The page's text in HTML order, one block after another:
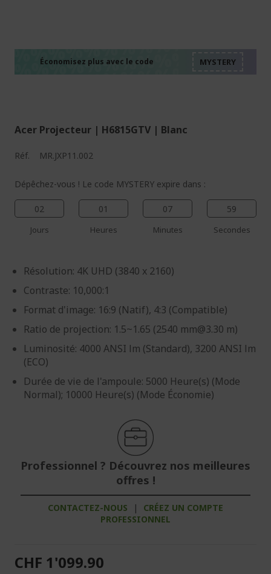
Économisez plus avec le code
Acer Projecteur | H6815GTV | Blanc
Réf. MR.JXP11.002
Dépêchez-vous ! Le code MYSTERY expire dans :
02
Jours
01
Heures
07
Minutes
59
Secondes
Résolution: 4K UHD (3840 x 2160)
Contraste: 10,000:1
Format d'image: 16:9 (Natif), 4:3 (Compatible)
Ratio de projection: 1.5~1.65 (2540 mm@3.30 m)
Luminosité: 4000 ANSI lm (Standard), 3200 ANSI lm
(ECO)
Durée de vie de l'ampoule: 5000 Heure(s) (Mode
Normal); 10000 Heure(s) (Mode Économie)
Professionnel ? Découvrez nos meilleures
offres !
CONTACTEZ-NOUS |
CRÉEZ UN COMPTE
PROFESSIONNEL
CHF 1'099.90